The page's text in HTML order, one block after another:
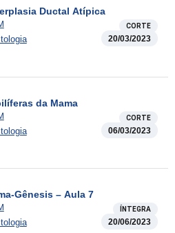
Ductal Atípica
CORTE
20/03/2023
da Mama
CORTE
06/03/2023
Gênesis – Aula 7
ÍNTEGRA
20/06/2023